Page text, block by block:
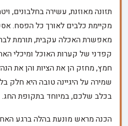
תזונה מאוזנת, עשירה בחלבונים,
מקיימת כלבים לאורך כל הפסח.
מאפשרת האכלה עקבית, תורמת
קפדני של קערות האוכל ומיכלי
חמץ, מחזק הן את הציות והן את
שמירה על היגיינה טובה היא חלק
בכלב שלכם, במיוחד בתקופת החג.
הכנה מראש מונעת בהלה ברגע